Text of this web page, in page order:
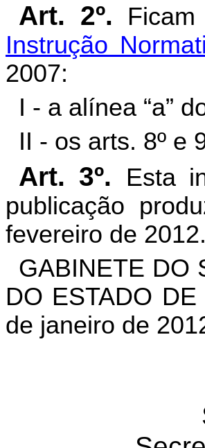
Art. 2º.
Instrução
2007:
I - a alínea “a”
II - os arts. 8º e
Art. 3º.
Esta
publicação
fevereiro de 2012.
GABINETE DO
DO ESTADO
de janeiro de